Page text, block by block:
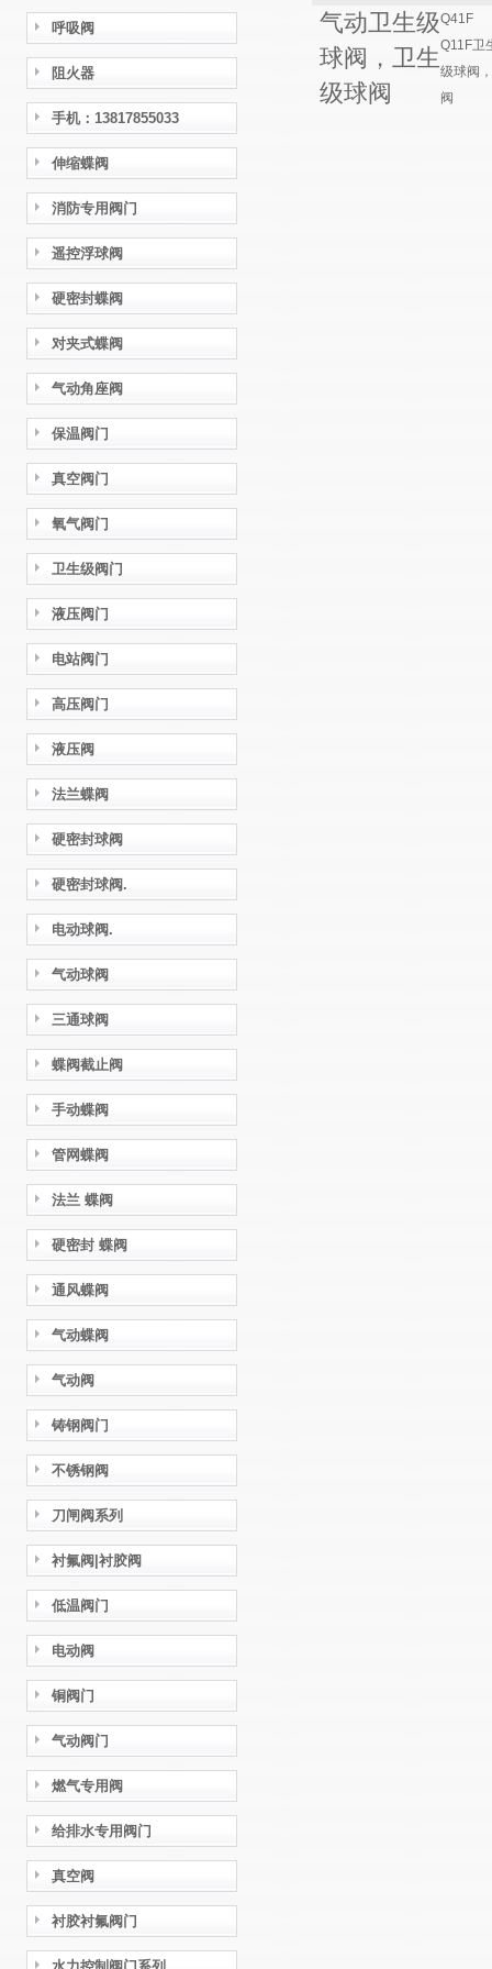
呼吸阀
阻火器
手机：13817855033
伸缩蝶阀
消防专用阀门
遥控浮球阀
硬密封蝶阀
对夹式蝶阀
气动角座阀
保温阀门
真空阀门
氧气阀门
卫生级阀门
液压阀门
电站阀门
高压阀门
液压阀
法兰蝶阀
硬密封球阀
硬密封球阀.
电动球阀.
气动球阀
三通球阀
蝶阀截止阀
手动蝶阀
管网蝶阀
法兰 蝶阀
硬密封 蝶阀
通风蝶阀
气动蝶阀
气动阀
铸钢阀门
不锈钢阀
刀闸阀系列
衬氟阀|衬胶阀
低温阀门
电动阀
铜阀门
气动阀门
燃气专用阀
给排水专用阀门
真空阀
衬胶衬氟阀门
气动卫生级
球阀，卫生
级球阀
Q41F
Q11F卫
级球阀
阀